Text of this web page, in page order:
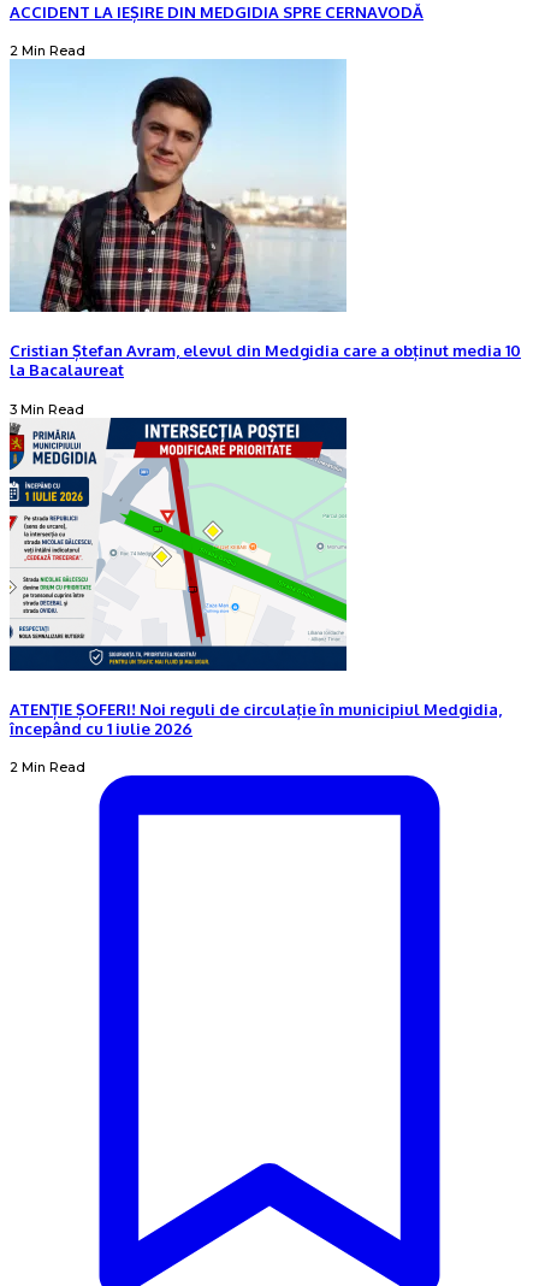
ACCIDENT LA IEȘIRE DIN MEDGIDIA SPRE CERNAVODĂ
2 Min Read
Cristian Ștefan Avram, elevul din Medgidia care a obținut media 10
la Bacalaureat
3 Min Read
ATENȚIE ȘOFERI! Noi reguli de circulație în municipiul Medgidia,
începând cu 1 iulie 2026
2 Min Read